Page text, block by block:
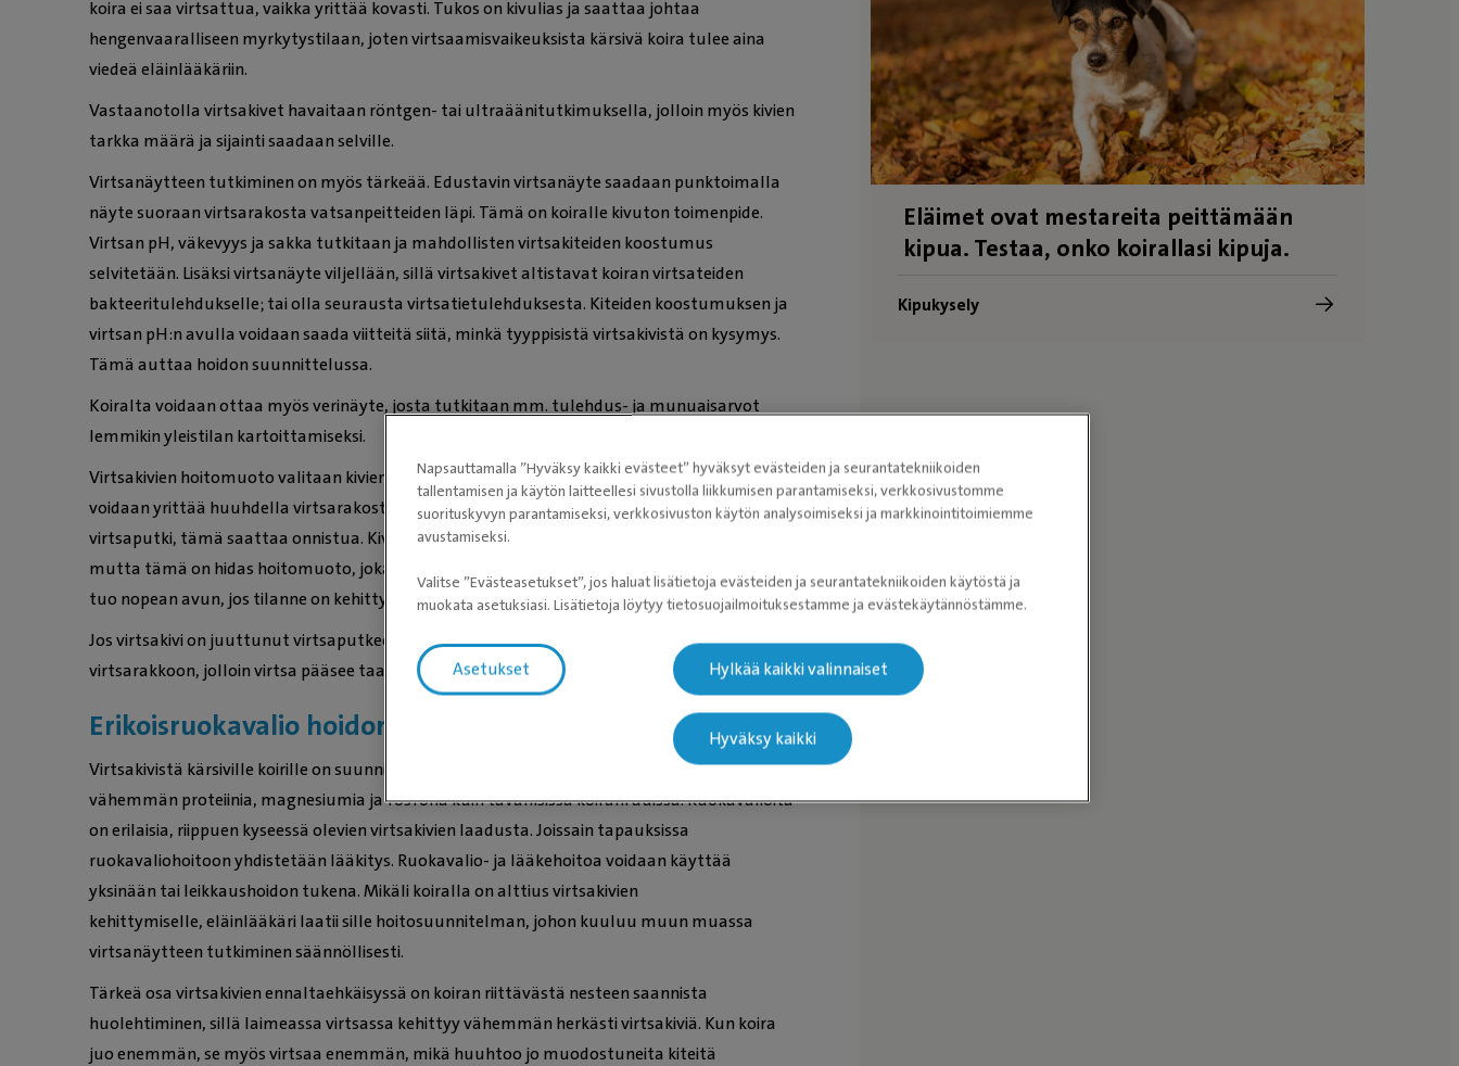
koira ei saa virtsattua, vaikka yrittää kovasti. Tukos on kivulias ja saattaa johtaa
hengenvaaralliseen myrkytystilaan, joten virtsaamisvaikeuksista kärsivä koira tulee aina
viedeä eläinlääkäriin.
Vastaanotolla virtsakivet havaitaan röntgen- tai ultraäänitutkimuksella, jolloin myös kivien
tarkka määrä ja sijainti saadaan selville.
Virtsanäytteen tutkiminen on myös tärkeää. Edustavin virtsanäyte saadaan punktoimalla
näyte suoraan virtsarakosta vatsanpeitteiden läpi. Tämä on koiralle kivuton toimenpide.
Virtsan pH, väkevyys ja sakka tutkitaan ja mahdollisten virtsakiteiden koostumus
selvitetään. Lisäksi virtsanäyte viljellään, sillä virtsakivet altistavat koiran virtsateiden
bakteeritulehdukselle; tai olla seurausta virtsatietulehduksesta. Kiteiden koostumuksen ja
virtsan pH:n avulla voidaan saada viitteitä siitä, minkä tyyppisistä virtsakivistä on kysymys.
Tämä auttaa hoidon suunnittelussa.
Koiralta voidaan ottaa myös verinäyte, josta tutkitaan mm. tulehdus- ja munuaisarvot
lemmikin yleistilan kartoittamiseksi.
Virtsakivien hoitomuoto valitaan kivien koon ja tyypin sekä koiran kunnon mukaan. Kiviä
voidaan yrittää huuhdella virtsarakosta pois ja etenkin narttukoirilla, joilla on lyhyt ja leveä
virtsaputki, tämä saattaa onnistua. Kiviä voidaan myös liuottaa pois erikoisruokavaliolla,
mutta tämä on hidas hoitomuoto, joka ei tehoa kaikkiin virtsakiviin. Leikkaushoito sen sijaan
tuo nopean avun, jos tilanne on kehittynyt akuutiksi.
Jos virtsakivi on juuttunut virtsaputkeen, se voidaan saada katetroimalla työnnettyä
virtsarakkoon, jolloin virtsa pääsee taas kulkemaan esteettä.
Erikoisruokavalio hoidon tukena
Virtsakivistä kärsiville koirille on suunniteltu
, joissa voi olla esimerkiksi
vähemmän proteiinia, magnesiumia ja fosforia kuin tavallisissa koiranruuissa. Ruokavalioita
on erilaisia, riippuen kyseessä olevien virtsakivien laadusta. Joissain tapauksissa
ruokavaliohoitoon yhdistetään lääkitys. Ruokavalio- ja lääkehoitoa voidaan käyttää
yksinään tai leikkaushoidon tukena. Mikäli koiralla on alttius virtsakivien
kehittymiselle, eläinlääkäri laatii sille hoitosuunnitelman, johon kuuluu muun muassa
virtsanäytteen tutkiminen säännöllisesti.
Tärkeä osa virtsakivien ennaltaehkäisyssä on koiran riittävästä nesteen saannista
huolehtiminen, sillä laimeassa virtsassa kehittyy vähemmän herkästi virtsakiviä. Kun koira
juo enemmän, se myös virtsaa enemmän, mikä huuhtoo jo muodostuneita kiteitä
Eläimet ovat mestareita peittämään
kipua. Testaa, onko koirallasi kipuja.
Kipukysely
Napsauttamalla ”Hyväksy kaikki evästeet” hyväksyt evästeiden ja seurantatekniikoiden
tallentamisen ja käytön laitteellesi sivustolla liikkumisen parantamiseksi, verkkosivustomme
suorituskyvyn parantamiseksi, verkkosivuston käytön analysoimiseksi ja markkinointitoimiemme
avustamiseksi.
Valitse ”Evästeasetukset”, jos haluat lisätietoja evästeiden ja seurantatekniikoiden käytöstä ja
muokata asetuksiasi. Lisätietoja löytyy tietosuojailmoituksestamme ja evästekäytännöstämme.
Asetukset Hylkää kaikki valinnaiset
Hyväksy kaikki